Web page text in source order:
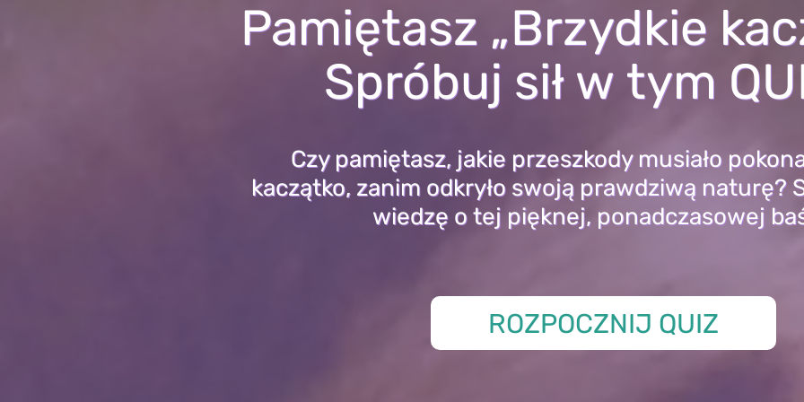
Pamiętasz „Brzydkie
Spróbuj sił w tym
Czy pamiętasz, jakie przeszkody musiało
kaczątko, zanim odkryło swoją prawdziwą naturę?
wiedzę o tej pięknej, ponadczasowej
ROZPOCZNIJ QUIZ